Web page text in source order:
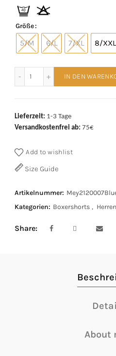
Größe
5/M 6/L 7/XL 8/XXL
IN DEN
Lieferzeit: 1-3 Tage
Versandkostenfrei ab: 75€
Add to wishlist
Size Guide
Artikelnummer:
Kategorien: Boxershorts ,
Share
About